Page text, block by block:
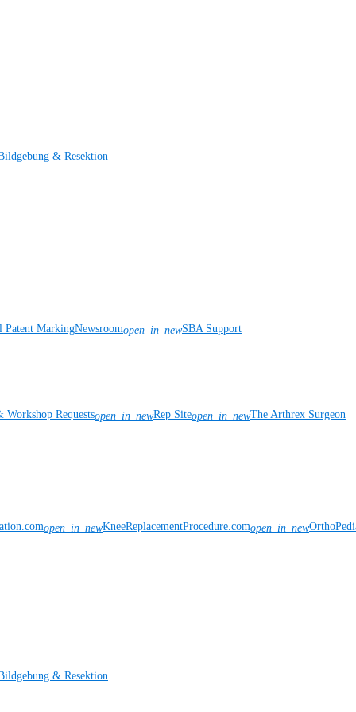
& Resektion
Patent MarkingNewsroomopen_in_newSBA Support
Requestsopen_in_newRep Siteopen_in_newThe Arthrex Surgeon
open_in_newKneeReplacementProcedure.comopen_in_new
& Resektion